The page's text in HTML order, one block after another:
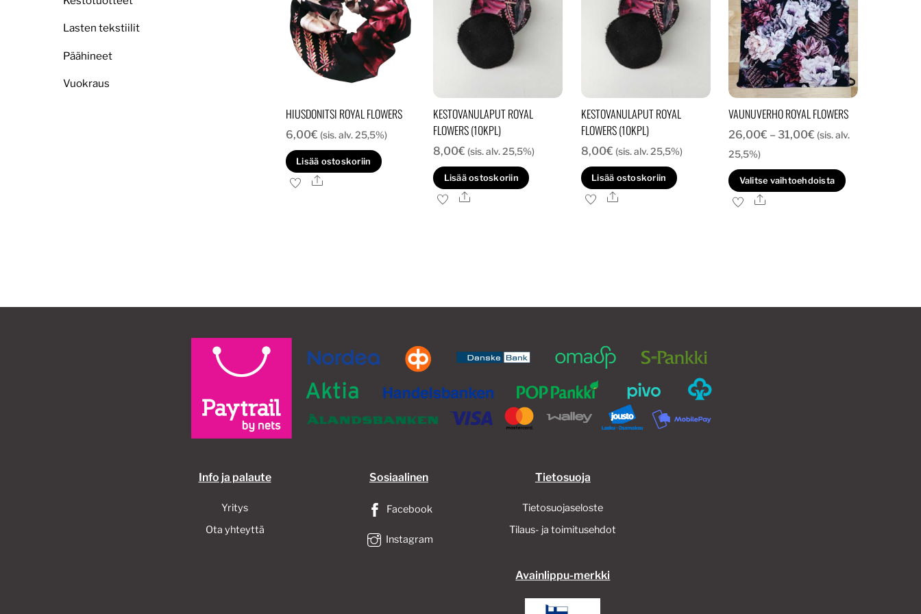
HIUSDONITSI ROYAL FLOWERS
6,00€ (sis. alv. 25,5%)
Lisää ostoskoriin
Ale
KESTOVANULAPUT ROYAL
FLOWERS (10KPL)
8,00€ (sis. alv. 25,5%)
Lisää ostoskoriin
Ale
KESTOVANULAPUT ROYAL
FLOWERS (10KPL)
8,00€ (sis. alv. 25,5%)
Lisää ostoskoriin
Ale
VAUNUVERHO ROYAL FLOWERS
26,00€ – 31,00€ Hintaluokka:
-
31,00€
(sis. alv.
25,5%)
Valitse vaihtoehdoista
valinnat
Ale
Lasten tekstiilit
Päähineet
Vuokraus
Info ja palaute
Yritys
Ota yhteyttä
Sosiaalinen
Facebook
Instagram
Tietosuoja
Tietosuojaseloste
Tilaus- ja toimitusehdot
Avainlippu-merkki